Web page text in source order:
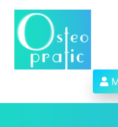
Aller
contenu
des
et